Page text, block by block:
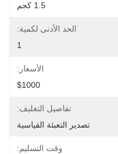
1.5 كجم
الحد الأدنى لكمية:
1
الأسعار:
$1000
تفاصيل التغليف:
تصدير التعبئة القياسية
وقت التسليم: